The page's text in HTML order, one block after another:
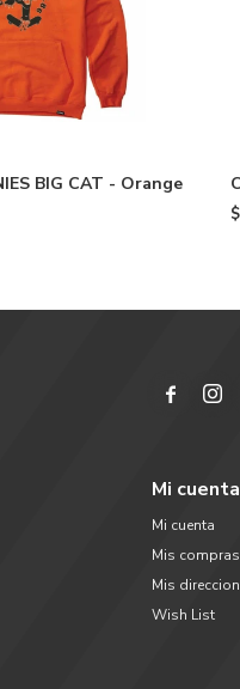
BIG CAT - Orange
$
Mi cuenta
Mi cuenta
Mis compras
Mis
Wish List
 